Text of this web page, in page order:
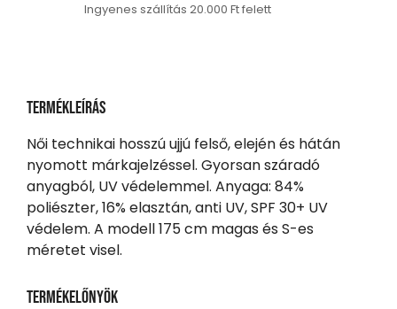
Ingyenes szállítás 20.000 Ft felett
Termékleírás
Női technikai hosszú ujjú felső, elején és hátán
nyomott márkajelzéssel. Gyorsan száradó
anyagból, UV védelemmel. Anyaga: 84%
poliészter, 16% elasztán, anti UV, SPF 30+ UV
védelem. A modell 175 cm magas és S-es
méretet visel.
Termékelőnyök